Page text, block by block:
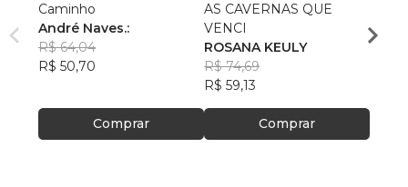
Caminho
André Naves.:
R$ 64,04
R$ 50,70
Comprar
AS CAVERNAS QUE
VENCI
ROSANA KEULY
R$ 74,69
R$ 59,13
Comprar
Chris
R$